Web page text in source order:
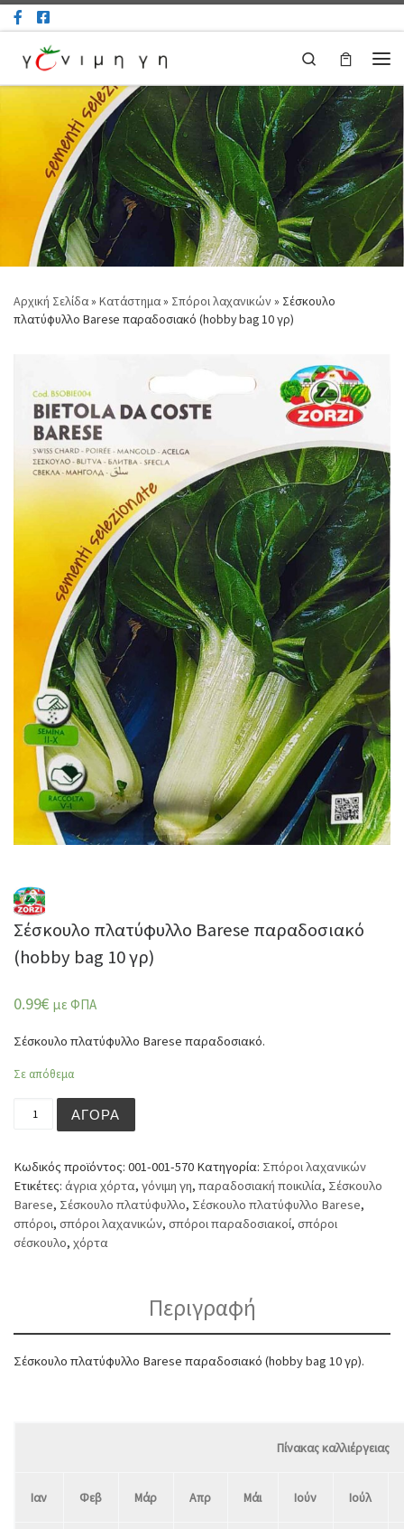
Μετάβαση στο περιεχόμενο
Search
Αρχική Σελίδα» Κατάστημα» Σπόροι λαχανικών» Σέσκουλο
πλατύφυλλο Barese παραδοσιακό (hobby bag 10 γρ)
Σέσκουλο πλατύφυλλο Barese παραδοσιακό
(hobby bag 10 γρ)
0.99€ με ΦΠΑ
Σέσκουλο πλατύφυλλο Barese παραδοσιακό.
Σε απόθεμα
ΑΓΟΡΆ
Κωδικός προϊόντος: 001-001-570 Κατηγορία: Σπόροι λαχανικών
Ετικέτες: άγρια χόρτα, γόνιμη γη, παραδοσιακή ποικιλία, Σέσκουλο
Barese, Σέσκουλο πλατύφυλλο, Σέσκουλο πλατύφυλλο Barese,
σπόροι, σπόροι λαχανικών, σπόροι παραδοσιακοί, σπόροι
σέσκουλο, χόρτα
Περιγραφή
Σέσκουλο πλατύφυλλο Barese παραδοσιακό (hobby bag 10 γρ).
Πίνακας καλλιέργειας
Ιαν Φεβ Μάρ Απρ Μάι Ιούν Ιούλ